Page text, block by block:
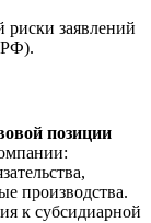
риски заявлений
РФ).
позиции
производства.
к субсидиарной